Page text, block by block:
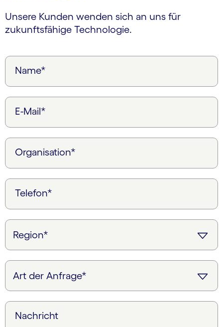
Unsere Kunden wenden sich an uns für
zukunftsfähige Technologie.
Name*
E-Mail*
Organisation*
Telefon*
Nachricht